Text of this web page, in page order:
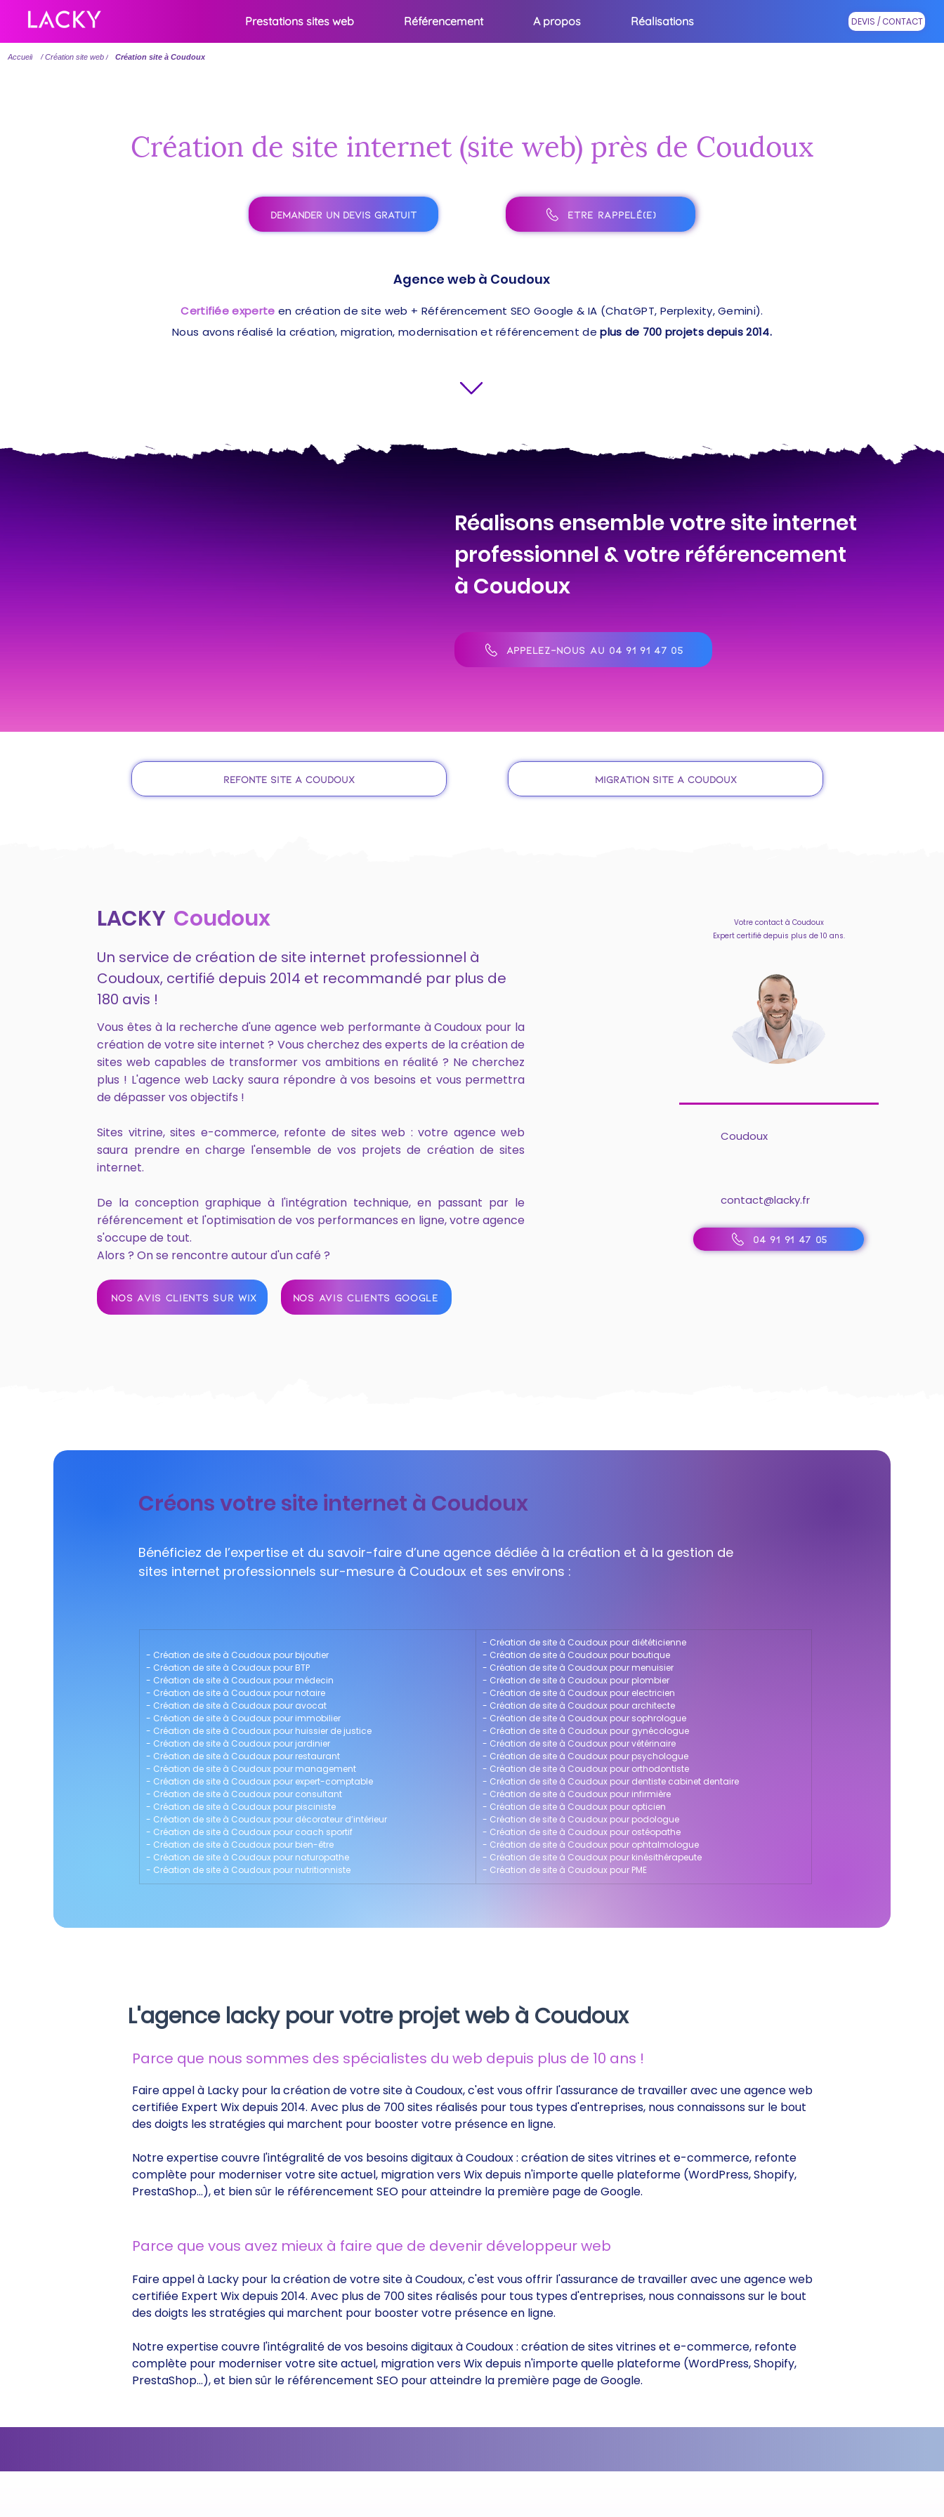
Prestations sites web Référencement A propos Réalisations DEVIS / CONTACT
Accueil / Création site web / Création site à Coudoux
Création de site internet (site web) près de Coudoux
DEMANDER UN DEVIS GRATUIT ÊTRE RAPPELÉ(E)
Agence web à Coudoux
Certifiée experte en création de site web + Référencement SEO Google & IA (ChatGPT, Perplexity, Gemini).
Nous avons réalisé la création, migration, modernisation et référencement de plus de 700 projets depuis 2014.
Réalisons ensemble votre site internet
professionnel & votre référencement
à Coudoux
APPELEZ-NOUS AU 04 91 91 47 05
Refonte site à Coudoux Migration site à Coudoux
LACKY Coudoux
Un service de création de site internet professionnel à
Coudoux, certifié depuis 2014 et recommandé par plus de
180 avis !
Vous êtes à la recherche d'une agence web performante à Coudoux pour la
création de votre site internet ? Vous cherchez des experts de la création de
sites web capables de transformer vos ambitions en réalité ? Ne cherchez
plus ! L'agence web Lacky saura répondre à vos besoins et vous permettra
de dépasser vos objectifs !
Sites vitrine, sites e-commerce, refonte de sites web : votre agence web
saura prendre en charge l'ensemble de vos projets de création de sites
internet.
De la conception graphique à l'intégration technique, en passant par le
référencement et l'optimisation de vos performances en ligne, votre agence
s'occupe de tout.
Alors ? On se rencontre autour d'un café ?
NOS AVIS CLIENTS SUR WIX NOS AVIS CLIENTS GOOGLE
Votre contact à Coudoux
Expert certifié depuis plus de 10 ans.
Coudoux
contact@lacky.fr
04 91 91 47 05
Créons votre site internet à Coudoux
Bénéficiez de l’expertise et du savoir-faire d’une agence dédiée à la création et à la gestion de
sites internet professionnels sur-mesure à Coudoux et ses environs :
- Création de site à Coudoux pour bijoutier
- Création de site à Coudoux pour BTP
- Création de site à Coudoux pour médecin
- Création de site à Coudoux pour notaire
- Création de site à Coudoux pour avocat
- Création de site à Coudoux pour immobilier
- Création de site à Coudoux pour huissier de justice
- Création de site à Coudoux pour jardinier
- Création de site à Coudoux pour restaurant
- Création de site à Coudoux pour management
- Création de site à Coudoux pour expert-comptable
- Création de site à Coudoux pour consultant
- Création de site à Coudoux pour pisciniste
- Création de site à Coudoux pour décorateur d’intérieur
- Création de site à Coudoux pour coach sportif
- Création de site à Coudoux pour bien-être
- Création de site à Coudoux pour naturopathe
- Création de site à Coudoux pour nutritionniste
- Création de site à Coudoux pour diététicienne
- Création de site à Coudoux pour boutique
- Création de site à Coudoux pour menuisier
- Création de site à Coudoux pour plombier
- Création de site à Coudoux pour electricien
- Création de site à Coudoux pour architecte
- Création de site à Coudoux pour sophrologue
- Création de site à Coudoux pour gynécologue
- Création de site à Coudoux pour vétérinaire
- Création de site à Coudoux pour psychologue
- Création de site à Coudoux pour orthodontiste
- Création de site à Coudoux pour dentiste cabinet dentaire
- Création de site à Coudoux pour infirmière
- Création de site à Coudoux pour opticien
- Création de site à Coudoux pour podologue
- Création de site à Coudoux pour ostéopathe
- Création de site à Coudoux pour ophtalmologue
- Création de site à Coudoux pour kinésithérapeute
- Création de site à Coudoux pour PME
L'agence lacky pour votre projet web à Coudoux
Parce que nous sommes des spécialistes du web depuis plus de 10 ans !
Faire appel à Lacky pour la création de votre site à Coudoux, c'est vous offrir l'assurance de travailler avec une agence web
certifiée Expert Wix depuis 2014. Avec plus de 700 sites réalisés pour tous types d'entreprises, nous connaissons sur le bout
des doigts les stratégies qui marchent pour booster votre présence en ligne.
Notre expertise couvre l'intégralité de vos besoins digitaux à Coudoux : création de sites vitrines et e-commerce, refonte
complète pour moderniser votre site actuel, migration vers Wix depuis n'importe quelle plateforme (WordPress, Shopify,
PrestaShop...), et bien sûr le référencement SEO pour atteindre la première page de Google.
Parce que vous avez mieux à faire que de devenir développeur web
Faire appel à Lacky pour la création de votre site à Coudoux, c'est vous offrir l'assurance de travailler avec une agence web
certifiée Expert Wix depuis 2014. Avec plus de 700 sites réalisés pour tous types d'entreprises, nous connaissons sur le bout
des doigts les stratégies qui marchent pour booster votre présence en ligne.
Notre expertise couvre l'intégralité de vos besoins digitaux à Coudoux : création de sites vitrines et e-commerce, refonte
complète pour moderniser votre site actuel, migration vers Wix depuis n'importe quelle plateforme (WordPress, Shopify,
PrestaShop...), et bien sûr le référencement SEO pour atteindre la première page de Google.